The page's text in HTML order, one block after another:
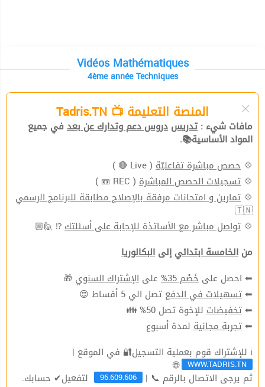
Vidéos Mathématiques
4ème année Techniques
المنصة التعليمة 📺 Tadris.TN
مافات شيء : تدريس دروس دعم وتدارك عن بعد في جميع
المواد الأساسية📚.
💠 حصص مباشرة تفاعليّة ( Live 🔴 )
💠 تسجيلات الحصص المباشرة ( REC 📼 )
💠 تمارين و امتحانات مرفقة بالإصلاح مطابقة للبرنامج الرسمي
🇹🇳
💠 تواصل مباشر مع الأساتذة للإجابة على أسئلتك⁉ 🙋🏼
من الخامسة ابتدائي إلى البكالوريا
⬅ احصل على خَصْم 35% على الإشتراك السنوي 🎁
⬅تسهيلات في الدفع تصل الي 5 أقساط 😍
⬅تخفيضات للإخوة تصل 50% 👪
⬅تجربة مجانية لمدة أسبوع
ℹ للإشتراك قوم بعملية التسجيل🔐 في الموقع |
WWW.TADRIS.TN
🌐
ثم يرجى الاتصال بالرقم 📞 | 96.609.606 لتفعيل✔ حسابك.